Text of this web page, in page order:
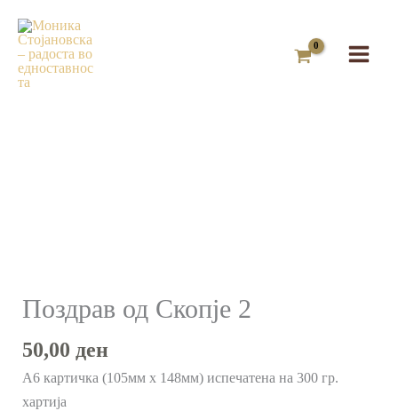
content
Поздрав од Скопје 2
50,00 ден
А6 картичка (105мм х 148мм) испечатена на 300 гр.
хартија